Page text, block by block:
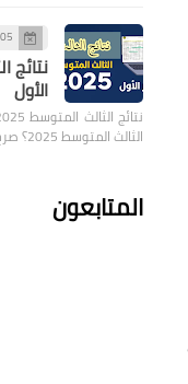
05 يونيو 2025
الأول
الثالث المتوسط 2025؟ صرح المتحدث الرسمي باسم وزارة الت…
المتابعون